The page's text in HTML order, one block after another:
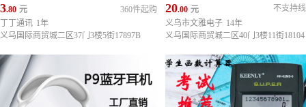
3.80 元
360件起购
丁丁通讯 1年
义乌国际商贸城二区37门3楼5街17897B
20.00 元
不支持
义乌市文雅电子 14年
义乌国际商贸城二区40门3楼11街18104